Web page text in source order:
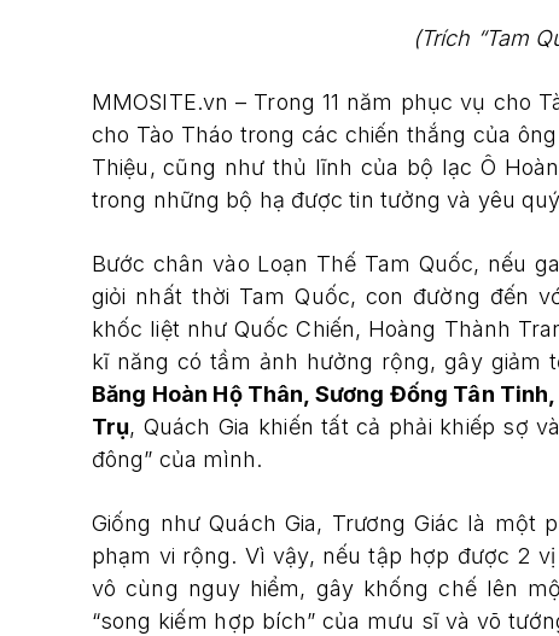
(Trích “Tam
MMOSITE.vn – Trong 11 năm phục vụ cho
cho Tào Tháo trong các chiến thắng của
Thiệu, cũng như thủ lĩnh của bộ lạc Ô
trong những bộ hạ được tin tưởng và yêu
Bước chân vào Loạn Thế Tam Quốc, nếu
giỏi nhất thời Tam Quốc, con đường đến
khốc liệt như Quốc Chiến, Hoàng Thành
kĩ năng có tầm ảnh hưởng rộng, gây
Băng Hoàn Hộ Thân, Sương Đống Tân
Trụ, Quách Gia khiến tất cả phải khiếp sợ
đông” của mình.
Giống như Quách Gia, Trương Giác là
phạm vi rộng. Vì vậy, nếu tập hợp được 2
vô cùng nguy hiểm, gây khống chế lên
“song kiếm hợp bích” của mưu sĩ và võ